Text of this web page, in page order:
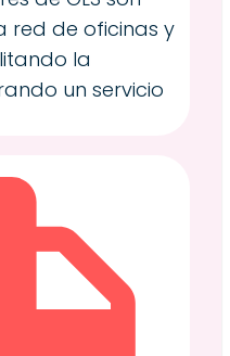
red de oficinas y
la
un servicio